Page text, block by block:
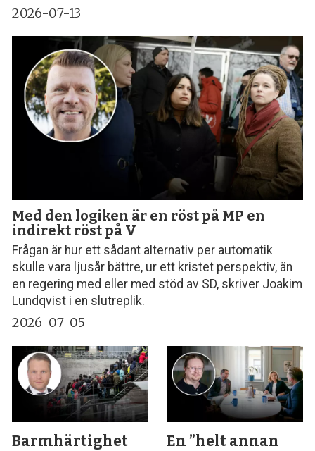
2026-07-13
Med den logiken är en röst på MP en
indirekt röst på V
Frågan är hur ett sådant alternativ per automatik
skulle vara ljusår bättre, ur ett kristet perspektiv, än
en regering med eller med stöd av SD, skriver Joakim
Lundqvist i en slutreplik.
2026-07-05
Barmhärtighet
En ”helt annan